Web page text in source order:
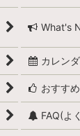
What's
カレン
おすす
FAQ(よ